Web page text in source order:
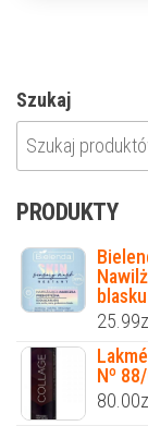
Szukaj
PRODUKTY
25.99
Nº
80.00